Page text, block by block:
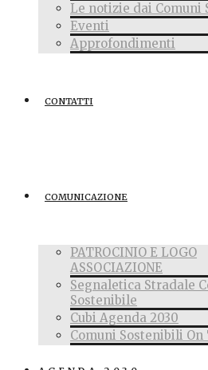
Le notizie dai Comuni
Eventi
Approfondimenti
CONTATTI
COMUNICAZIONE
PATROCINIO E LOGO
ASSOCIAZIONE
Segnaletica Stradale
Sostenibile
Cubi Agenda 2030
Comuni Sostenibili On